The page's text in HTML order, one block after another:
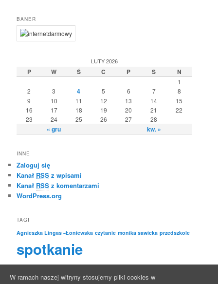
BANER
LUTY 2026
P W Ś C P S N
« gru kw. »
1
2
3 4 5 6 7
8
9
10 11 12 13 14
15
16
17 18 19 20 21
22
23
24 25 26 27 28
INNE
Zaloguj się
Kanał RSS z wpisami
Kanał RSS z komentarzami
WordPress.org
TAGI
Agnieszka Lingas -Łoniewska czytanie monika sawicka przedszkole
spotkanie
spotkanie autorskie
W ramach naszej witryny stosujemy pliki cookies w